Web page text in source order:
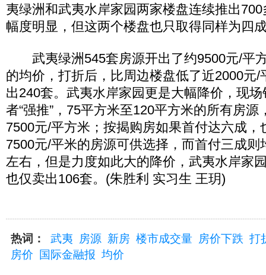
夷绿洲和武夷水岸家园两家楼盘连续推出
幅度明显，但这两个楼盘也只取得同样为四
武夷绿洲545套房源开出了约9500元/平
的均价，打折后，比周边楼盘低了近2000元/
出240套。武夷水岸家园更是大幅降价，现
者“强推”，75平方米至120平方米的所有房源
7500元/平方米；按揭购房如果首付达六成，
7500元/平米的房源可供选择，而首付三成则
左右，但是力度如此大的降价，武夷水岸家
也仅卖出106套。(朱胜利 实习生 王玥)
热词： 武夷 房源 新房 楼市成交量 房价下跌 打
房价
国际金融报 均价